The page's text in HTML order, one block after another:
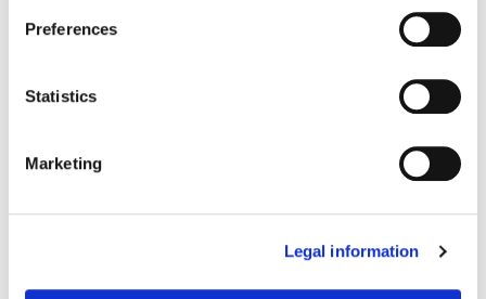
find all the information concerning these cookies by
viewing the details below (legal information).
Preferences
Statistics
Marketing
Legal information
Citadine, utilitaire, électrique